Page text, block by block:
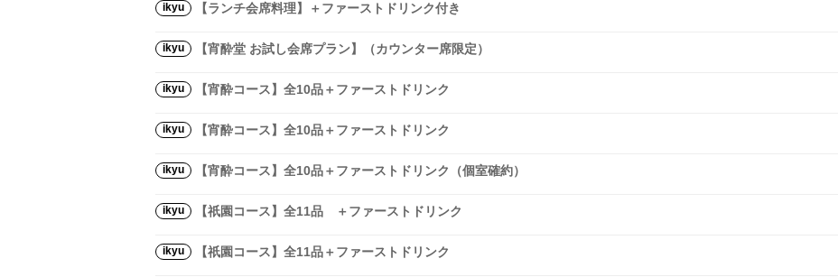
ikyu 【ランチ会席料理】＋ファーストドリンク付き
ikyu 【宵酔堂 お試し会席プラン】（カウンター席限定）
ikyu 【宵酔コース】全10品＋ファーストドリンク
ikyu 【宵酔コース】全10品＋ファーストドリンク
ikyu 【宵酔コース】全10品＋ファーストドリンク（個室確約）
ikyu 【祇園コース】全11品 ＋ファーストドリンク
ikyu 【祇園コース】全11品＋ファーストドリンク